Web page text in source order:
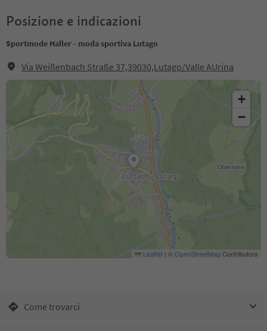
Posizione e indicazioni
Sportmode Haller - moda sportiva Lutago
Via Weißenbach Straße 37,39030,Lutago/Valle AUrina
+
−
Leaflet | ©OpenStreetMapContributors
Come trovarci